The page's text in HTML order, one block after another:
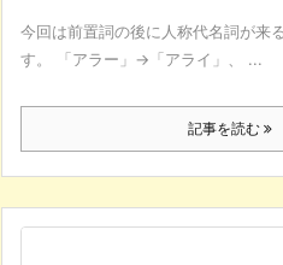
今回は前置詞の後に人称代名詞が来
す。 「アラー」→「アライ」、 ...
記事を読む